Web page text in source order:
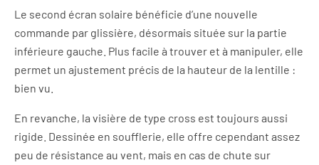
Le second écran solaire bénéficie d’une nouvelle
commande par glissière, désormais située sur la partie
inférieure gauche. Plus facile à trouver et à manipuler, elle
permet un ajustement précis de la hauteur de la lentille :
bien vu.
En revanche, la visière de type cross est toujours aussi
rigide. Dessinée en soufflerie, elle offre cependant assez
peu de résistance au vent, mais en cas de chute sur